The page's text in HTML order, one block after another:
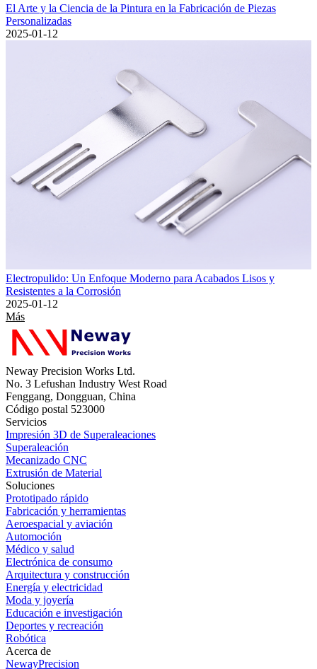
El Arte y la Ciencia de la Pintura en la Fabricación de Piezas
Personalizadas
2025-01-12
Electropulido: Un Enfoque Moderno para Acabados Lisos y
Resistentes a la Corrosión
2025-01-12
Más
Neway Precision Works Ltd.
No. 3 Lefushan Industry West Road
Fenggang, Dongguan, China
Código postal 523000
Servicios
Impresión 3D de Superaleaciones
Superaleación
Mecanizado CNC
Extrusión de Material
Soluciones
Prototipado rápido
Fabricación y herramientas
Aeroespacial y aviación
Automoción
Médico y salud
Electrónica de consumo
Arquitectura y construcción
Energía y electricidad
Moda y joyería
Educación e investigación
Deportes y recreación
Robótica
Acerca de
NewayPrecision